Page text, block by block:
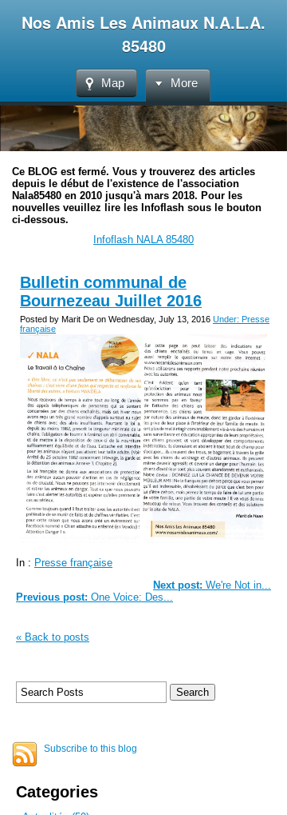
Nos Amis Les Animaux N.A.L.A.
85480
Map More
Ce BLOG est fermé. Vous y trouverez des articles
depuis le début de l'existence de l'association
Nala85480 en 2010 jusqu'à mars 2018. Pour les
nouvelles veuillez lire les Infoflash sous le bouton
ci-dessous.
Infoflash NALA 85480
Bulletin communal de
Bournezeau Juillet 2016
Posted by Marit De on Wednesday, July 13, 2016 Under: Presse
française
In : Presse française
Next post: We're Not in...
Previous post: One Voice: Des...
« Back to posts
Subscribe to this blog
Categories